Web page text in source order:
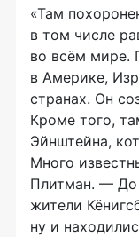
«Там
в том числе
во всём мире.
в Америке,
странах. Он
Кроме того,
Эйнштейна,
Много
Плитман. — До
жители
ну и